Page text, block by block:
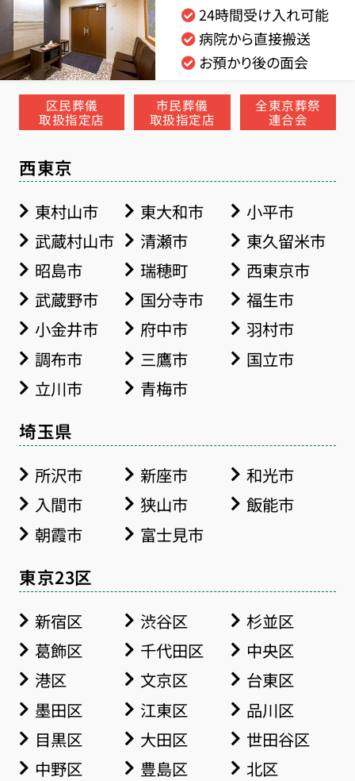
24時間受け入れ可能
病院から直接搬送
お預かり後の面会
区民葬儀
取扱指定店
市民葬儀
取扱指定店
全東京葬祭
連合会
西東京
東村山市 東大和市
小平市
武蔵村山市
清瀬市
東久留米市
昭島市
瑞穂町
西東京市
武蔵野市
国分寺市
福生市
小金井市
府中市
羽村市
調布市
三鷹市
国立市
立川市
青梅市
埼玉県
所沢市 新座市
和光市
入間市
狭山市
飯能市
朝霞市
富士見市
東京23区
新宿区 渋谷区
杉並区
葛飾区
千代田区
中央区
港区
文京区
台東区
墨田区
江東区
品川区
目黒区
大田区
世田谷区
中野区
豊島区
北区